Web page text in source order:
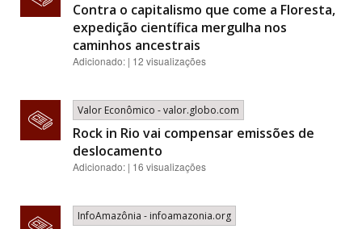
Contra o capitalismo que come a Floresta,
expedição científica mergulha nos
caminhos ancestrais
Adicionado: | 12 visualizações
Valor Econômico - valor.globo.com
Rock in Rio vai compensar emissões de
deslocamento
Adicionado: | 16 visualizações
InfoAmazônia - infoamazonia.org